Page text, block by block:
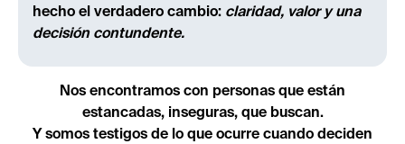
hecho el verdadero cambio: ‍claridad, valor y una
decisión contundente.
Nos encontramos con personas que están
estancadas, inseguras, que buscan.
Y somos testigos de lo que ocurre cuando deciden